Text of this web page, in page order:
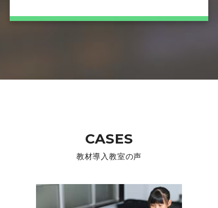
CASES
教材導入教室の声